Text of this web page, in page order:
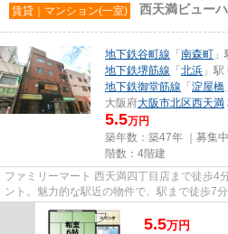
賃貸｜マンション(一室) 西天満ビュー
地下鉄谷町線 「 南森町
地下鉄堺筋線 「 北浜 」
地下鉄御堂筋線 「 淀屋橋
大阪府大阪市北区西天満
5.5万円
築年数：築47年 ｜募集中
階数：4階建
ファミリーマート 西天満四丁目店まで徒歩4
ント。魅力的な駅近の物件で、駅まで徒歩7分
5.5万円